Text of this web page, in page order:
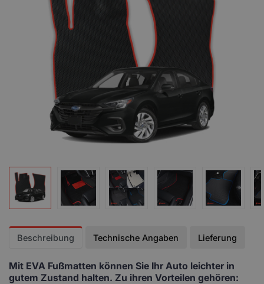
Beschreibung Technische Angaben Lieferung
Mit EVA Fußmatten können Sie Ihr Auto leichter in
gutem Zustand halten. Zu ihren Vorteilen gehören: